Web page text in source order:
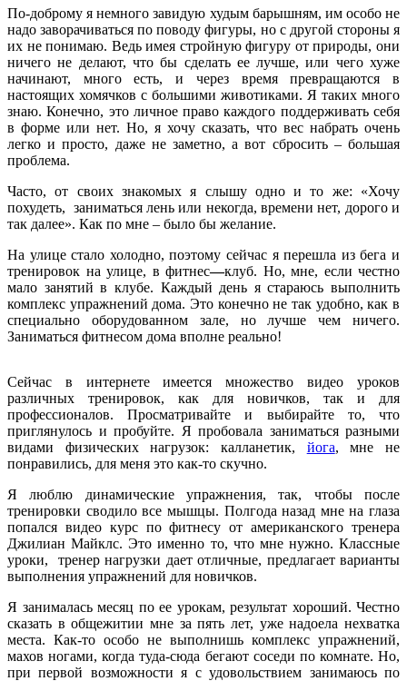
По-доброму я немного завидую худым барышням, им особо не
надо заворачиваться по поводу фигуры, но с другой стороны я
их не понимаю. Ведь имея стройную фигуру от природы, они
ничего не делают, что бы сделать ее лучше, или чего хуже
начинают, много есть, и через время превращаются в
настоящих хомячков с большими животиками. Я таких много
знаю. Конечно, это личное право каждого поддерживать себя
в форме или нет. Но, я хочу сказать, что вес набрать очень
легко и просто, даже не заметно, а вот сбросить – большая
проблема.
Часто, от своих знакомых я слышу одно и то же: «Хочу
похудеть, заниматься лень или некогда, времени нет, дорого и
так далее». Как по мне – было бы желание.
На улице стало холодно, поэтому сейчас я перешла из бега и
тренировок на улице, в фитнес—клуб. Но, мне, если честно
мало занятий в клубе. Каждый день я стараюсь выполнить
комплекс упражнений дома. Это конечно не так удобно, как в
специально оборудованном зале, но лучше чем ничего.
Заниматься фитнесом дома вполне реально!
Сейчас в интернете имеется множество видео уроков
различных тренировок, как для новичков, так и для
профессионалов. Просматривайте и выбирайте то, что
приглянулось и пробуйте. Я пробовала заниматься разными
видами физических нагрузок: калланетик, йога, мне не
понравились, для меня это как-то скучно.
Я люблю динамические упражнения, так, чтобы после
тренировки сводило все мышцы. Полгода назад мне на глаза
попался видео курс по фитнесу от американского тренера
Джилиан Майклс. Это именно то, что мне нужно. Классные
уроки, тренер нагрузки дает отличные, предлагает варианты
выполнения упражнений для новичков.
Я занималась месяц по ее урокам, результат хороший. Честно
сказать в общежитии мне за пять лет, уже надоела нехватка
места. Как-то особо не выполнишь комплекс упражнений,
махов ногами, когда туда-сюда бегают соседи по комнате. Но,
при первой возможности я с удовольствием занимаюсь по